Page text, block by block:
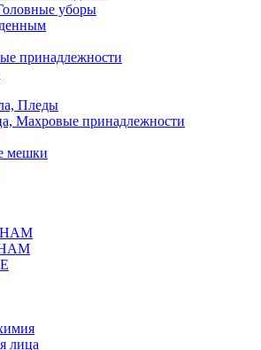
уборы
принадлежности
Пледы
Махровые принадлежности
мешки
лица